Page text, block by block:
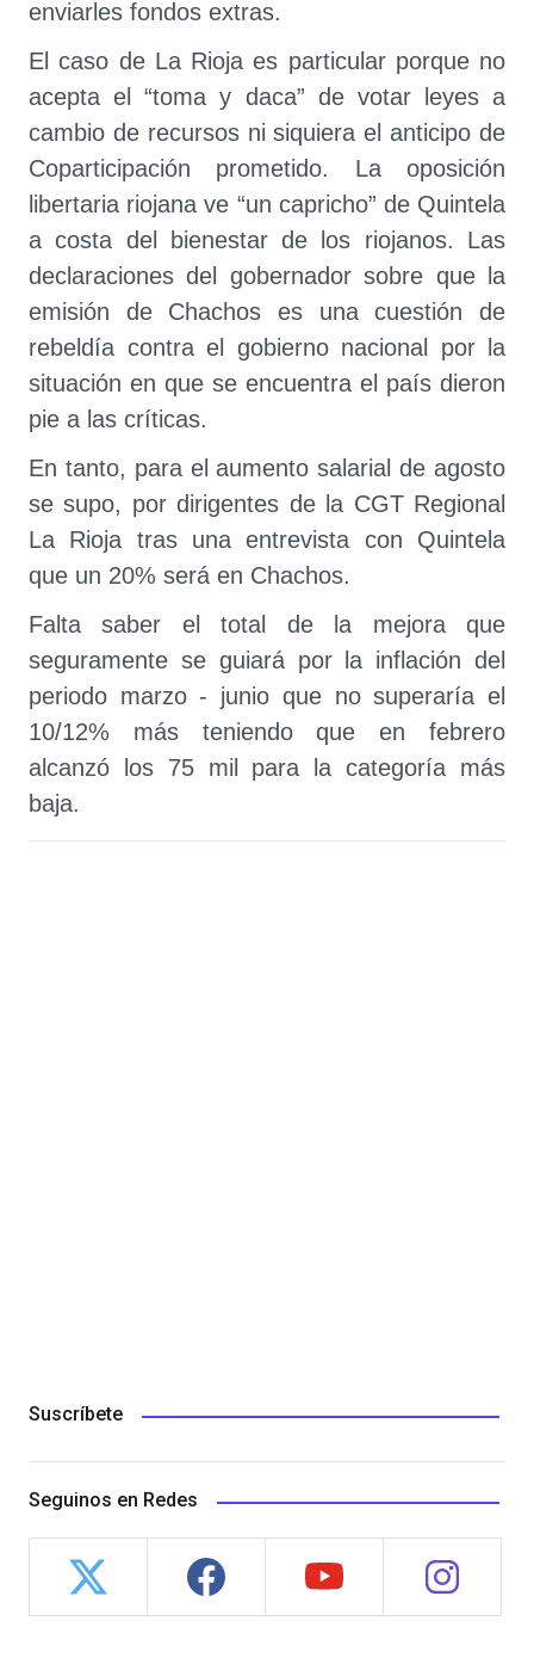
enviarles fondos extras.
El caso de La Rioja es particular porque no
acepta el “toma y daca” de votar leyes a
cambio de recursos ni siquiera el anticipo de
Coparticipación prometido. La oposición
libertaria riojana ve “un capricho” de Quintela
a costa del bienestar de los riojanos. Las
declaraciones del gobernador sobre que la
emisión de Chachos es una cuestión de
rebeldía contra el gobierno nacional por la
situación en que se encuentra el país dieron
pie a las críticas.
En tanto, para el aumento salarial de agosto
se supo, por dirigentes de la CGT Regional
La Rioja tras una entrevista con Quintela
que un 20% será en Chachos.
Falta saber el total de la mejora que
seguramente se guiará por la inflación del
periodo marzo - junio que no superaría el
10/12% más teniendo que en febrero
alcanzó los 75 mil para la categoría más
baja.
Suscríbete
Seguinos en Redes